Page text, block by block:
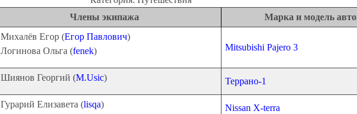
Члены экипажа Марка и модель
Михалёв Егор (Егор Павлович)
Логинова Ольга (fenek) Mitsubishi Pajero 3
Шиянов Георгий (M.Usic) Террано-1
Гурарий Елизавета (lisqa) Nissan X-terra